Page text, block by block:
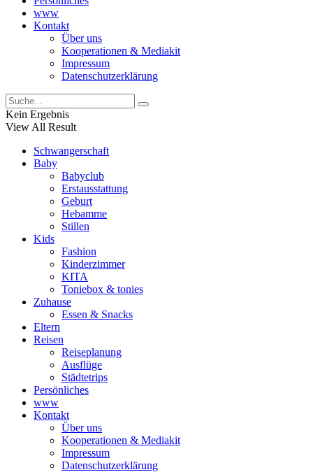
www
Kontakt
Über uns
Kooperationen & Mediakit
Impressum
Datenschutzerklärung
Kein Ergebnis
View All Result
Schwangerschaft
Baby
Babyclub
Erstausstattung
Geburt
Hebamme
Stillen
Kids
Fashion
Kinderzimmer
KITA
Toniebox & tonies
Zuhause
Essen & Snacks
Eltern
Reisen
Reiseplanung
Ausflüge
Städtetrips
Persönliches
www
Kontakt
Über uns
Kooperationen & Mediakit
Impressum
Datenschutzerklärung